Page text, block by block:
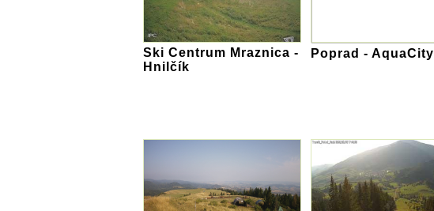
Ski Centrum Mraznica -
Hnilčík
Poprad - AquaCity